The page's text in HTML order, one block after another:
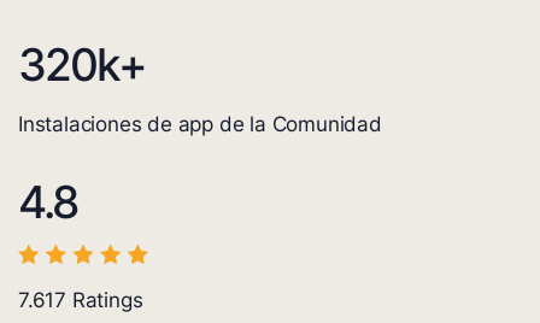
320k+
Instalaciones de app de la Comunidad
4.8
7.617 Ratings